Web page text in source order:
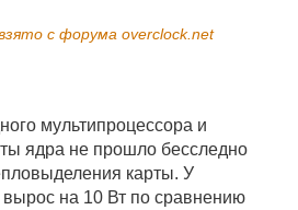
с форума overclock.net
мультипроцессора и
ядра не прошло бесследно
карты. У
на 10 Вт по сравнению